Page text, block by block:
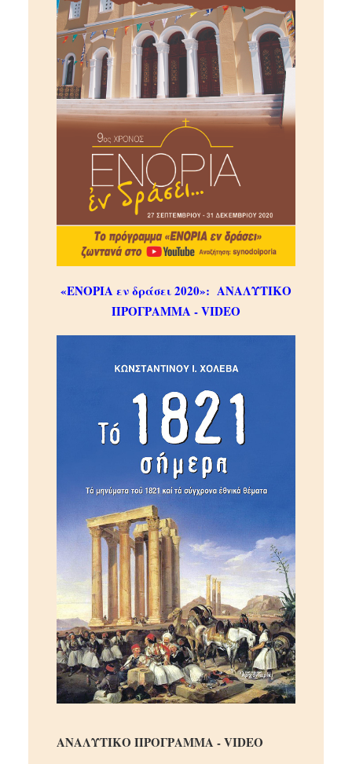
«ΕΝΟΡΙΑ εν δράσει 2020»: ΑΝΑΛΥΤΙΚΟ
ΠΡΟΓΡΑΜΜΑ - VIDEO
ΑΝΑΛΥΤΙΚΟ ΠΡΟΓΡΑΜΜΑ - VIDEO